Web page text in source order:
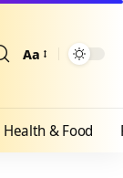
Aa
Health & Food